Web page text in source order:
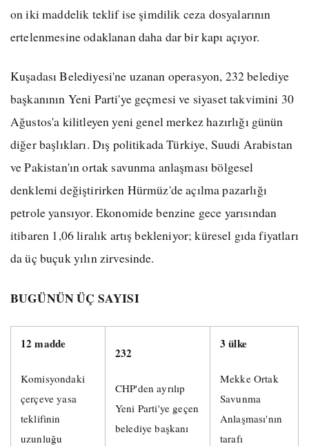
on iki maddelik teklif ise şimdilik ceza dosyalarının
ertelenmesine odaklanan daha dar bir kapı açıyor.
Kuşadası Belediyesi'ne uzanan operasyon, 232 belediye
başkanının Yeni Parti'ye geçmesi ve siyaset takvimini 30
Ağustos'a kilitleyen yeni genel merkez hazırlığı günün
diğer başlıkları. Dış politikada Türkiye, Suudi Arabistan
ve Pakistan'ın ortak savunma anlaşması bölgesel
denklemi değiştirirken Hürmüz'de açılma pazarlığı
petrole yansıyor. Ekonomide benzine gece yarısından
itibaren 1,06 liralık artış bekleniyor; küresel gıda fiyatları
da üç buçuk yılın zirvesinde.
BUGÜNÜN ÜÇ SAYISI
12 madde
Komisyondaki
çerçeve yasa
teklifinin
uzunluğu
232
CHP'den ayrılıp
Yeni Parti'ye geçen
belediye başkanı
3 ülke
Mekke Ortak
Savunma
Anlaşması'nın
tarafı